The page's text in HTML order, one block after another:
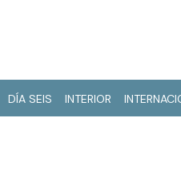
DÍA SEIS INTERIOR